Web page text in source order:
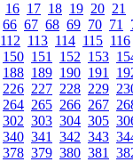
16 17 18 19 20 21
66 67 68 69 70 71
112 113 114 115 116
150 151 152 153
188 189 190 191
226 227 228 229
264 265 266 267
302 303 304 305
340 341 342 343
378 379 380 381